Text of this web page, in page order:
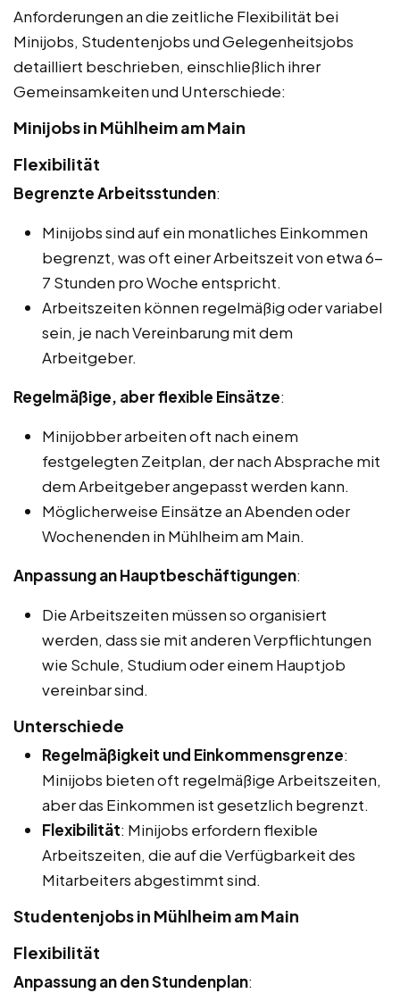
Anforderungen an die zeitliche Flexibilität bei
Minijobs, Studentenjobs und Gelegenheitsjobs
detailliert beschrieben, einschließlich ihrer
Gemeinsamkeiten und Unterschiede:
Minijobs in Mühlheim am Main
Flexibilität
Begrenzte Arbeitsstunden:
Minijobs sind auf ein monatliches Einkommen
begrenzt, was oft einer Arbeitszeit von etwa 6-
7 Stunden pro Woche entspricht.
Arbeitszeiten können regelmäßig oder variabel
sein, je nach Vereinbarung mit dem
Arbeitgeber.
Regelmäßige, aber flexible Einsätze:
Minijobber arbeiten oft nach einem
festgelegten Zeitplan, der nach Absprache mit
dem Arbeitgeber angepasst werden kann.
Möglicherweise Einsätze an Abenden oder
Wochenenden in Mühlheim am Main.
Anpassung an Hauptbeschäftigungen:
Die Arbeitszeiten müssen so organisiert
werden, dass sie mit anderen Verpflichtungen
wie Schule, Studium oder einem Hauptjob
vereinbar sind.
Unterschiede
Regelmäßigkeit und Einkommensgrenze:
Minijobs bieten oft regelmäßige Arbeitszeiten,
aber das Einkommen ist gesetzlich begrenzt.
Flexibilität: Minijobs erfordern flexible
Arbeitszeiten, die auf die Verfügbarkeit des
Mitarbeiters abgestimmt sind.
Studentenjobs in Mühlheim am Main
Flexibilität
Anpassung an den Stundenplan: